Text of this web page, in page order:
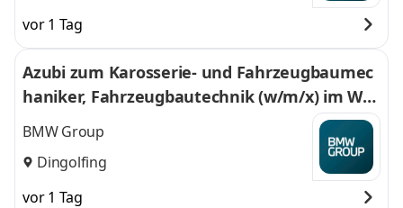
vor 1 Tag
Azubi zum Karosserie- und Fahrzeugbaumec
haniker, Fahrzeugbautechnik (w/m/x) im Wer
k [18 Plätze]
BMW Group
Dingolfing
vor 1 Tag